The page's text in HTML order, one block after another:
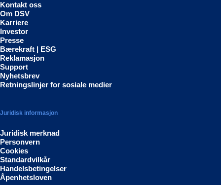
Kontakt oss
Om DSV
Karriere
Investor
Presse
Bærekraft | ESG
Reklamasjon
Support
Nyhetsbrev
Retningslinjer for sosiale medier
Juridisk informasjon
Juridisk merknad
Personvern
Cookies
Standardvilkår
Handelsbetingelser
Åpenhetsloven